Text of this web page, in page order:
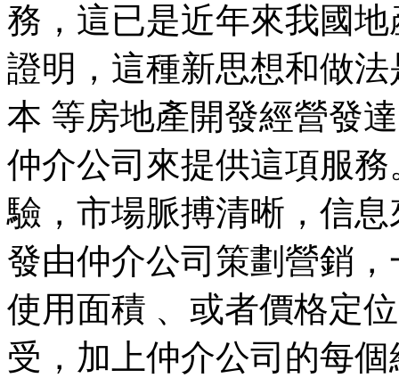
務，這已是近年來我國
證明，這種新思想和做
本 等房地產開發經營發
仲介公司來提供這項服
驗，市場脈搏清晰，信
發由仲介公司策劃營銷
使用面積 、或者價格定
受，加上仲介公司的每